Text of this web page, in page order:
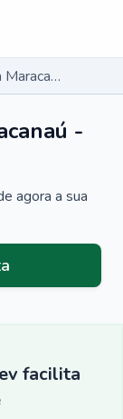
Pneumologista em Maracanaú - CE
-
agora a sua
facilita